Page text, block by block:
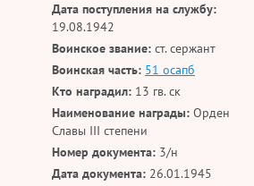
Дата поступления на службу:
19.08.1942
Воинское звание: ст. сержант
Воинская часть: 51 осапб
Кто наградил: 13 гв. ск
Наименование награды: Орден
Славы III степени
Номер документа: 3/н
Дата документа: 26.01.1945